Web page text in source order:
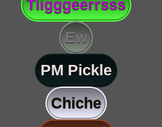
Tiigggeerrsss
Ew
PM Pickle
Chiche